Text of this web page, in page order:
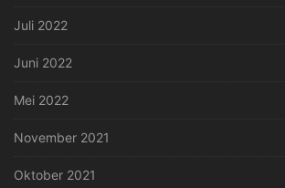
Juli 2022
Juni 2022
Mei 2022
November 2021
Oktober 2021